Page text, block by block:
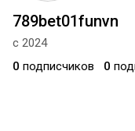
789bet01funvn
с 2024
0 подписчиков 0